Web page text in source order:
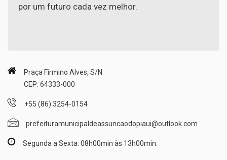
por um futuro cada vez melhor.
Praça Firmino Alves, S/N
CEP: 64333-000
+55 (86) 3254-0154
prefeituramunicipaldeassuncaodopiaui@outlook.com
Segunda a Sexta: 08h00min às 13h00min.